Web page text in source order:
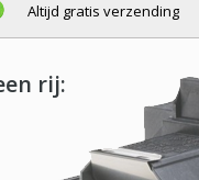
Altijd gratis verzending
rij: